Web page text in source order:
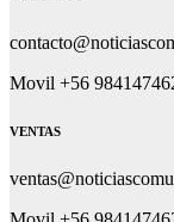
Movil +56
VENTAS